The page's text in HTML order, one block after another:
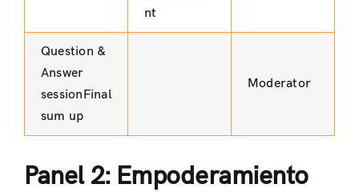
nt
Question &
Answer
sessionFinal
sum up
Moderator
Panel 2: Empoderamiento